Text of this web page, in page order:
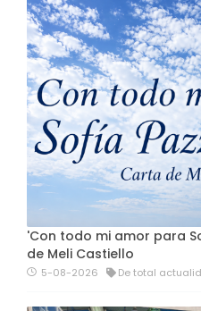
'Con todo mi amor para
de Meli Castiello
5-08-2026 De total